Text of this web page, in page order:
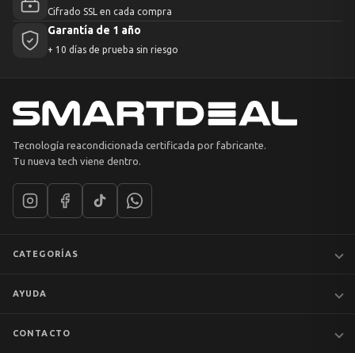
Cifrado SSL en cada compra
Garantía de 1 año
+ 10 días de prueba sin riesgo
Tecnología reacondicionada certificada por fabricante.
Tu nueva tech viene dentro.
CATEGORÍAS
AYUDA
CONTACTO